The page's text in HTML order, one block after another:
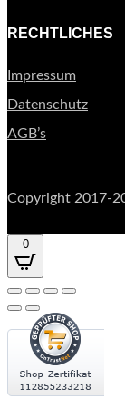
RECHTLICHES
Impressum
Datenschutz
AGB’s
Copyright 2017-
0